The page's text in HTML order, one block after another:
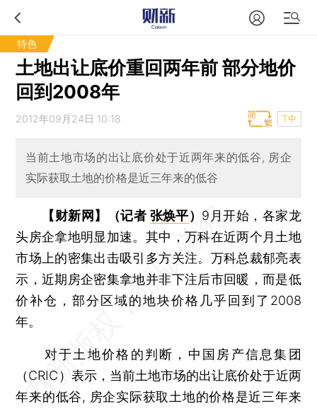
特色
土地出让底价重回两年前 部分地价
回到2008年
2012年09月24日 10:18 T中
当前土地市场的出让底价处于近两年来的低谷, 房企
实际获取土地的价格是近三年来的低谷
【财新网】（记者 张焕平） 9月开始，各家龙
头房企拿地明显加速。其中，万科在近两个月土地
市场上的密集出击吸引多方关注。万科总裁郁亮表
示，近期房企密集拿地并非下注后市回暖，而是低
价补仓，部分区域的地块价格几乎回到了2008
年。
对于土地价格的判断，中国房产信息集团
（CRIC）表示，当前土地市场的出让底价处于近两
年来的低谷, 房企实际获取土地的价格是近三年来